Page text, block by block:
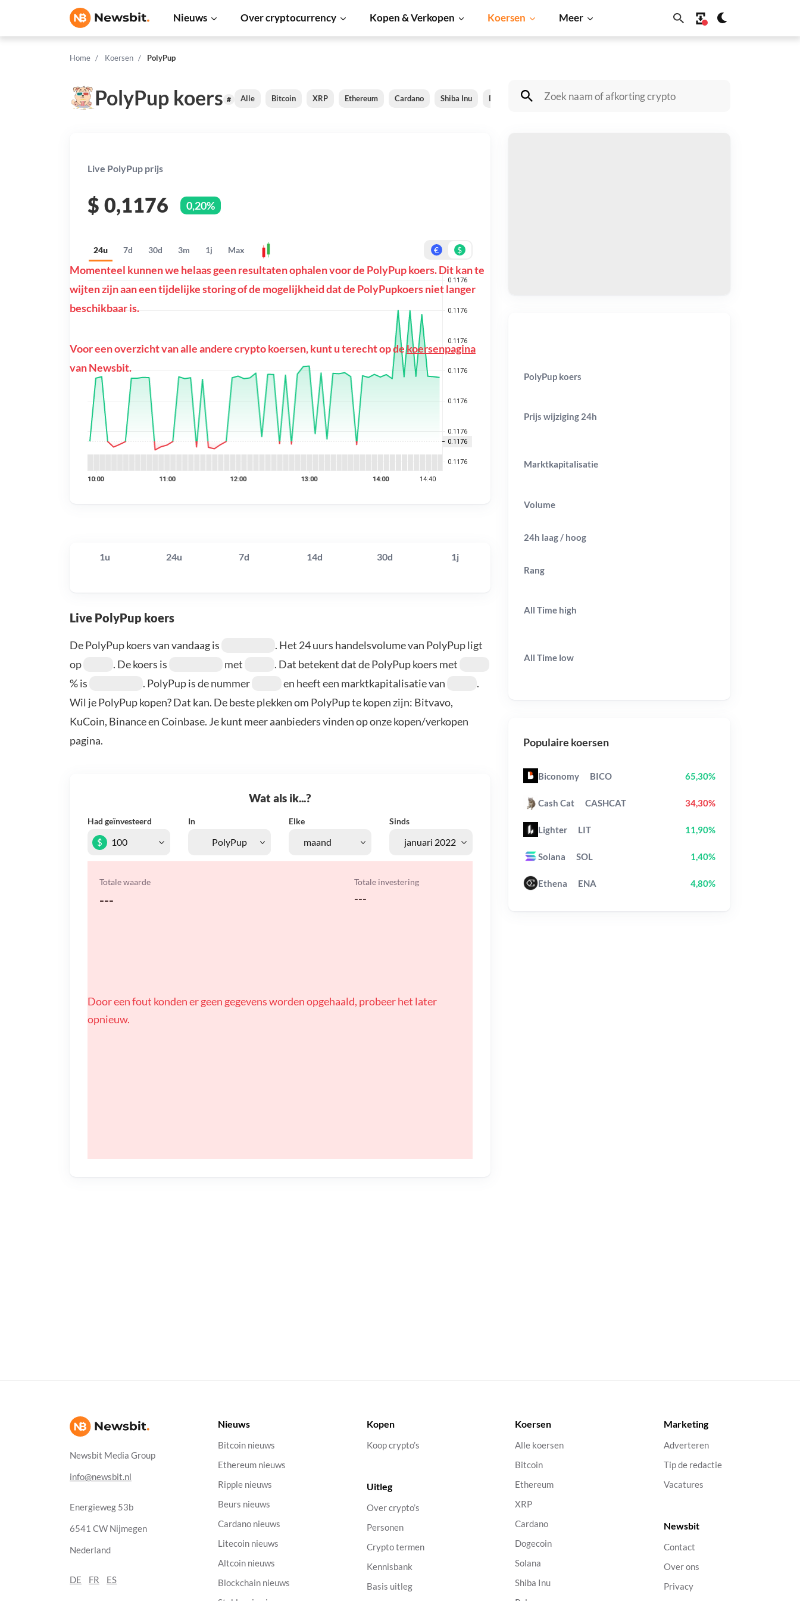
Nieuws Over cryptocurrency Kopen & Verkopen Koersen Meer
Home Koersen PolyPup
PolyPup koers # Alle Bitcoin XRP Ethereum Cardano Shiba Inu Dogecoin Solana BNB
Live PolyPup prijs
$ 0,1176 0,20%
24u 7d 30d 3m 1j Max € $
Momenteel kunnen we helaas geen resultaten ophalen voor de PolyPup koers. Dit kan te
wijten zijn aan een tijdelijke storing of de mogelijkheid dat de PolyPupkoers niet langer
beschikbaar is.
Voor een overzicht van alle andere crypto koersen, kunt u terecht op dekoersenpagina
van Newsbit.
1u 24u 7d 14d 30d 1j
Live PolyPup koers
De PolyPup koers van vandaag is
. Het 24 uurs handelsvolume van PolyPup ligt
op
. De koers is met
. Dat betekent dat de PolyPup koers met
% is
. PolyPup is de nummer en heeft een marktkapitalisatie van
.
Wil je PolyPup kopen? Dat kan. De beste plekken om PolyPup te kopen zijn: Bitvavo,
KuCoin, Binance en Coinbase. Je kunt meer aanbieders vinden op onze kopen/verkopen
pagina.
Wat als ik...?
Had geïnvesteerd In Elke Sinds
$
Totale waarde
---
Totale investering
---
Door een fout konden er geen gegevens worden opgehaald, probeer het later
opnieuw.
PolyPup koers
Prijs wijziging 24h
Marktkapitalisatie
Volume
24h laag / hoog
Rang
All Time high
All Time low
Populaire koersen
Biconomy BICO 65,30%
Cash Cat CASHCAT 34,30%
Lighter LIT 11,90%
Solana SOL 1,40%
Ethena ENA 4,80%
Newsbit Media Group
info@newsbit.nl
Energieweg 53b
6541 CW Nijmegen
Nederland
DE FR ES
Nieuws
Bitcoin nieuws
Ethereum nieuws
Ripple nieuws
Beurs nieuws
Cardano nieuws
Litecoin nieuws
Altcoin nieuws
Blockchain nieuws
Kopen
Koop crypto’s
Uitleg
Over crypto’s
Personen
Crypto termen
Kennisbank
Basis uitleg
Koersen
Alle koersen
Bitcoin
Ethereum
XRP
Cardano
Dogecoin
Solana
Shiba Inu
Marketing
Adverteren
Tip de redactie
Vacatures
Newsbit
Contact
Over ons
Privacy